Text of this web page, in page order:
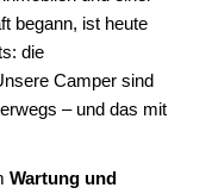
begann, ist heute
die
Camper sind
– und das mit
Wartung und